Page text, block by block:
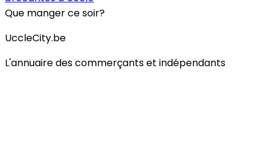
Que manger ce soir?
UccleCity.be
L'annuaire des commerçants et indépendants